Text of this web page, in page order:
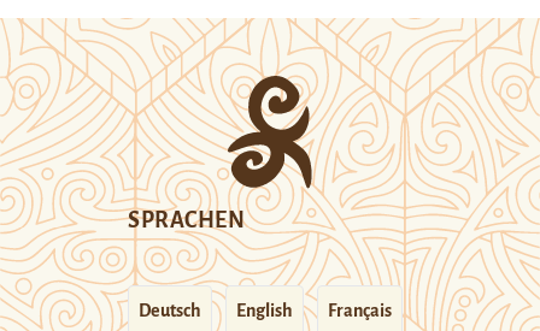
SPRACHEN
Deutsch English Français